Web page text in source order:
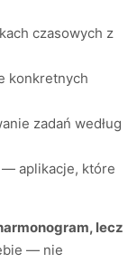
czasowych z
konkretnych
zadań według
— aplikacje, które
lecz
— nie